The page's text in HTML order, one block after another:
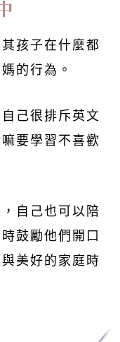
孩子在什麼都
的行為。
己很排斥英文
要學習不喜歡
自己也可以陪
鼓勵他們開口
美好的家庭時